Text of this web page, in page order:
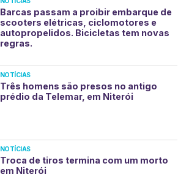
Barcas passam a proibir embarque de
scooters elétricas, ciclomotores e
autopropelidos. Bicicletas tem novas
regras.
NOTÍCIAS
Três homens são presos no antigo
prédio da Telemar, em Niterói
NOTÍCIAS
Troca de tiros termina com um morto
em Niterói